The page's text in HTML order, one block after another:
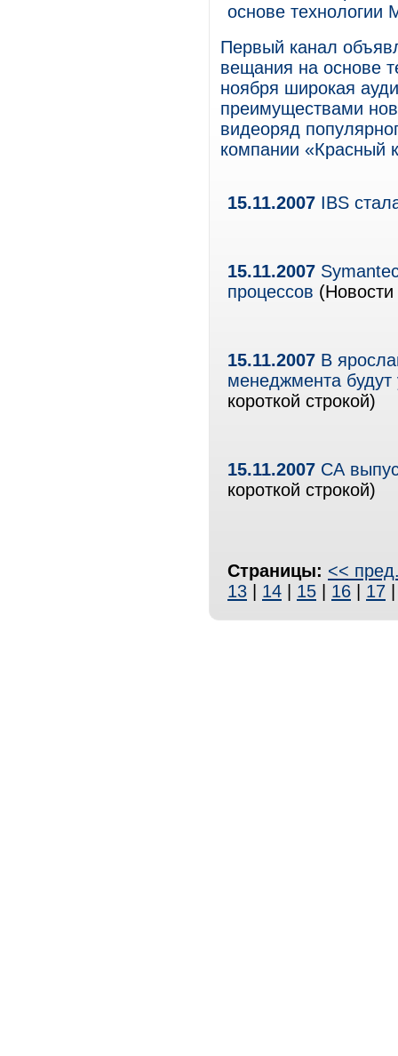
основе технологии
Первый канал
вещания на основе
ноября широкая
преимуществами
видеоряд
компании «Красный
15.11.2007 IBS
15.11.2007
процессов (Новости
15.11.2007 В
менеджмента будут
короткой строкой)
15.11.2007 СА
короткой строкой)
Страницы: <<
13
14 15 16 17